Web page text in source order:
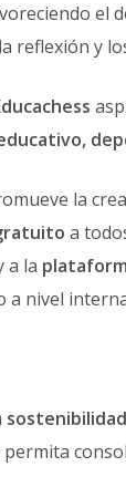
el
reflexión y
la
a
a la
a nivel
permita